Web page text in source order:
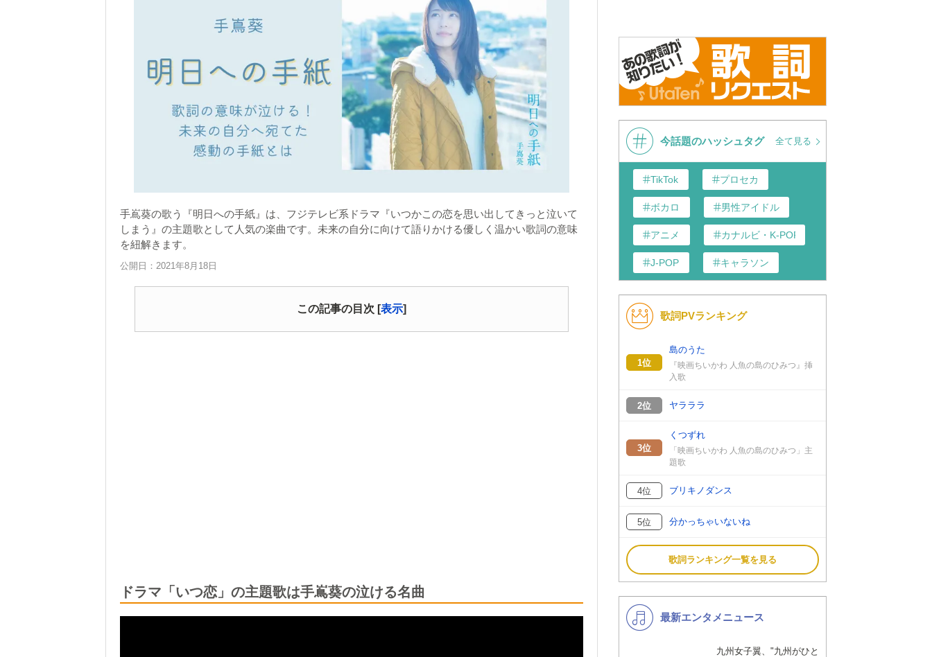
手嶌葵の歌う『明日への手紙』は、フジテレビ系ドラマ『いつかこの恋を思い出してきっと泣いて
しまう』の主題歌として人気の楽曲です。未来の自分に向けて語りかける優しく温かい歌詞の意味
を紐解きます。
公開日：2021年8月18日
この記事の目次 [表示]
ドラマ「いつ恋」の主題歌は手嶌葵の泣ける名曲
今話題のハッシュタグ 全て見る
TikTok プロセカ
ボカロ 男性アイドル
アニメ カナルビ・K-POP和訳
J-POP キャラソン
K-POP 演歌・歌謡
バンド
VTuber
歌詞PVランキング
1位
島のうた
『映画ちいかわ 人魚の島のひみつ』挿
入歌
2位 ヤラララ
3位
くつずれ
「映画ちいかわ 人魚の島のひみつ」主
題歌
4位 ブリキノダンス
5位 分かっちゃいないね
歌詞ランキング一覧を見る
最新エンタメニュース
九州女子翼、"九州がひと